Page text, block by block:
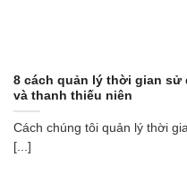
8 cách quản lý thời gian
và thanh thiếu niên
Cách chúng tôi quản lý thời
[...]